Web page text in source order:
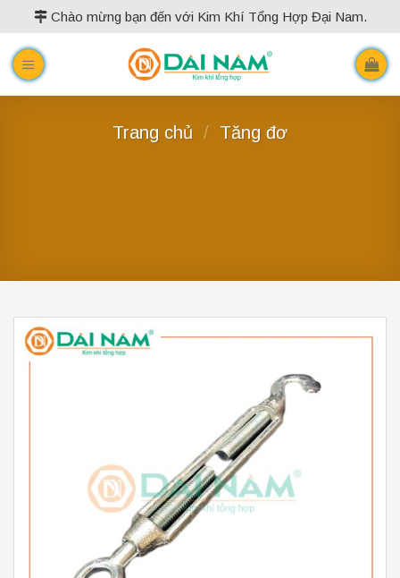
to
content
Chào mừng bạn đến với Kim Khí Tổng Hợp Đại Nam.
Trang chủ / Tăng đơ